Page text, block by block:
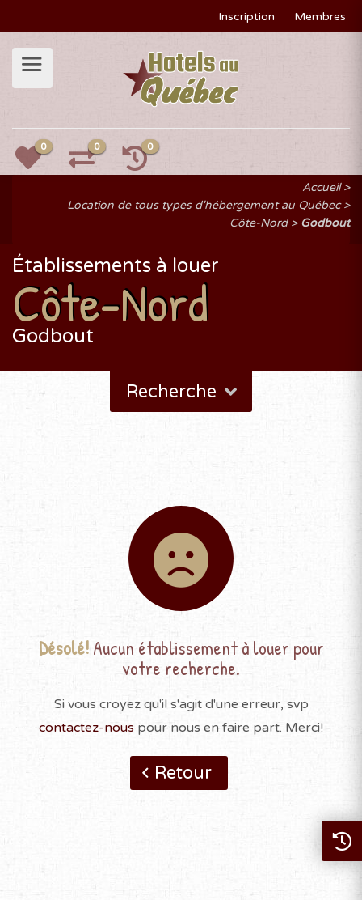
Inscription Membres
0 0 0
Accueil
Location de tous types d'hébergement au Québec
Côte-Nord
Godbout
Établissements à louer
Côte-Nord
Godbout
Recherche
Désolé!Aucun établissement à louer pour
votre recherche.
Si vous croyez qu'il s'agit d'une erreur, svp
contactez-nous pour nous en faire part. Merci!
Retour